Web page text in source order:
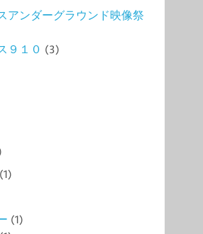
アンダーグラウンド映像祭
９１０ (3)
(1)
(1)